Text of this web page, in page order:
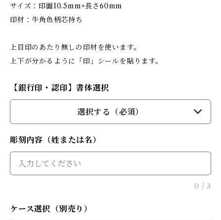
サイズ：印面10.5mm×長さ60mm
印材：牛角色柄芯持ち
上目印のあたり無しの印材を使います。
上下が分かるように「印」シールを貼ります。
【銀行印・認印】書体選択
選択する（必須）
彫刻内容（姓または名）
0 / 3
ケース選択（別売り）